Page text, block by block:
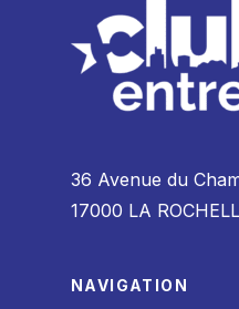
36 Avenue du
17000 LA
NAVIGATION